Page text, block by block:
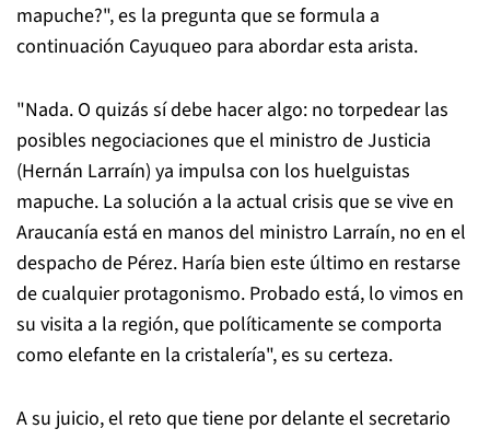
mapuche?", es la pregunta que se formula a
continuación Cayuqueo para abordar esta arista.
"Nada. O quizás sí debe hacer algo: no torpedear las
posibles negociaciones que el ministro de Justicia
(Hernán Larraín) ya impulsa con los huelguistas
mapuche. La solución a la actual crisis que se vive en
Araucanía está en manos del ministro Larraín, no en el
despacho de Pérez. Haría bien este último en restarse
de cualquier protagonismo. Probado está, lo vimos en
su visita a la región, que políticamente se comporta
como elefante en la cristalería", es su certeza.
A su juicio, el reto que tiene por delante el secretario